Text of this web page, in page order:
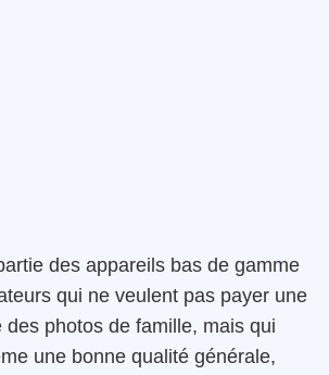
des appareils bas de gamme
qui ne veulent pas payer une
des photos de famille, mais qui
une bonne qualité générale,